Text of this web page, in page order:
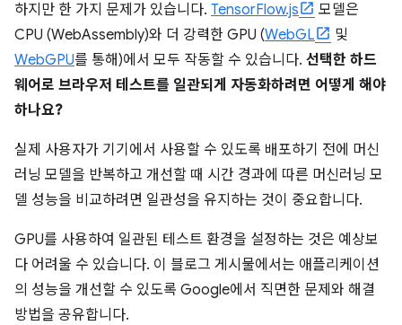
하지만 한 가지 문제가 있습니다. TensorFlow.js
모델은
CPU (WebAssembly)와 더 강력한 GPU (WebGL
및
WebGPU를 통해)에서 모두 작동할 수 있습니다. 선택한 하드
웨어로 브라우저 테스트를 일관되게 자동화하려면 어떻게 해야
하나요?
실제 사용자가 기기에서 사용할 수 있도록 배포하기 전에 머신
러닝 모델을 반복하고 개선할 때 시간 경과에 따른 머신러닝 모
델 성능을 비교하려면 일관성을 유지하는 것이 중요합니다.
GPU를 사용하여 일관된 테스트 환경을 설정하는 것은 예상보
다 어려울 수 있습니다. 이 블로그 게시물에서는 애플리케이션
의 성능을 개선할 수 있도록 Google에서 직면한 문제와 해결
방법을 공유합니다.